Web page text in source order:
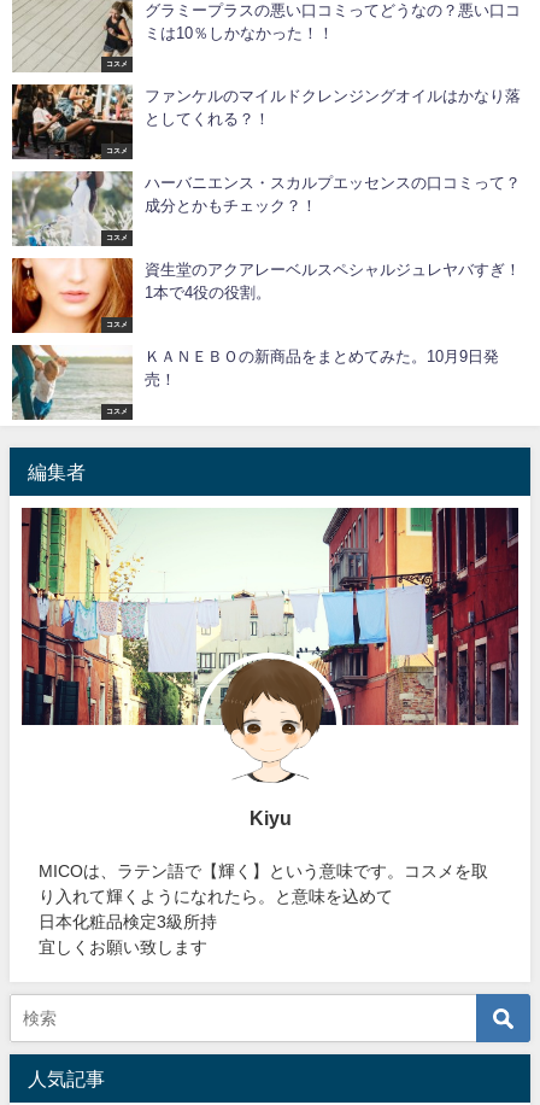
コスメ
グラミープラスの悪い口コミってどうなの？悪い口コ
ミは10％しかなかった！！
コスメ
ファンケルのマイルドクレンジングオイルはかなり落
としてくれる？！
コスメ
ハーバニエンス・スカルプエッセンスの口コミって？
成分とかもチェック？！
コスメ
資生堂のアクアレーベルスペシャルジュレヤバすぎ！
1本で4役の役割。
コスメ
ＫＡＮＥＢＯの新商品をまとめてみた。10月9日発
売！
編集者
Kiyu
MICOは、ラテン語で【輝く】という意味です。コスメを取
り入れて輝くようになれたら。と意味を込めて
日本化粧品検定3級所持
宜しくお願い致します
人気記事